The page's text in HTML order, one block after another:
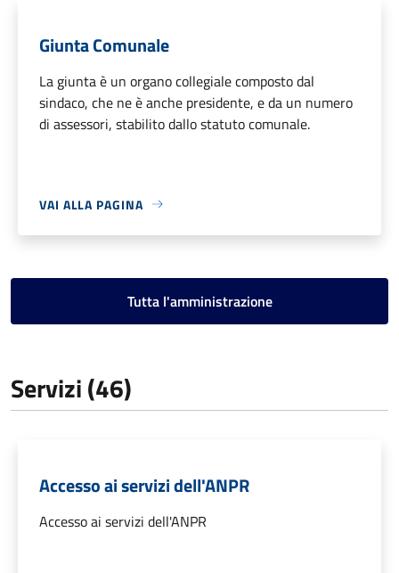
Giunta Comunale
La giunta è un organo collegiale composto dal
sindaco, che ne è anche presidente, e da un numero
di assessori, stabilito dallo statuto comunale.
VAI ALLA PAGINA
Tutta l'amministrazione
Servizi (46)
Accesso ai servizi dell'ANPR
Accesso ai servizi dell'ANPR